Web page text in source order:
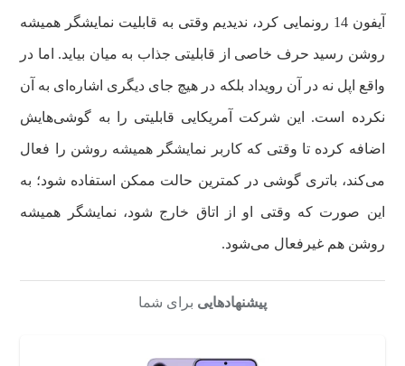
آیفون 14 رونمایی کرد، ندیدیم وقتی به قابلیت نمایشگر همیشه
روشن رسید حرف خاصی از قابلیتی جذاب به میان بیاید. اما در
واقع اپل نه در آن رویداد بلکه در هیچ جای دیگری اشاره‌ای به آن
نکرده است. این شرکت آمریکایی قابلیتی را به گوشی‌هایش
اضافه کرده تا وقتی که کاربر نمایشگر همیشه روشن را فعال
می‌کند، باتری گوشی در کمترین حالت ممکن استفاده شود؛ به
این صورت که وقتی او از اتاق خارج شود، نمایشگر همیشه
روشن هم غیرفعال می‌شود.
پیشنهادهایی برای شما